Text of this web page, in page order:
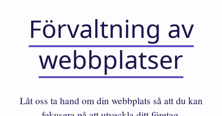
Förvaltning av
webbplatser
Låt oss ta hand om din webbplats så att du kan